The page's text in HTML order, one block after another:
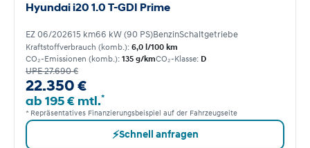
Hyundai i20 1.0 T-GDI Prime
EZ 06/202615 km66 kW (90 PS)BenzinSchaltgetriebe
Kraftstoffverbrauch (komb.): 6,0 l/100 km
CO₂-Emissionen (komb.): 135 g/kmCO₂-Klasse: D
UPE 27.690 €
22.350 €
ab 195 € mtl.*
* Repräsentatives Finanzierungsbeispiel auf der Fahrzeugseite
⚡Schnell anfragen